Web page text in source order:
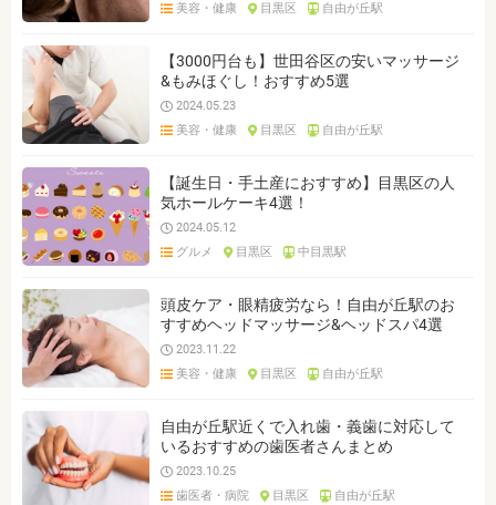
美容・健康
目黒区 自由が丘駅
【3000円台も】世田谷区の安いマッサージ
&もみほぐし！おすすめ5選
2024.05.23
美容・健康
目黒区 自由が丘駅
【誕生日・手土産におすすめ】目黒区の人
気ホールケーキ4選！
2024.05.12
グルメ
目黒区 中目黒駅
頭皮ケア・眼精疲労なら！自由が丘駅のお
すすめヘッドマッサージ&ヘッドスパ4選
2023.11.22
美容・健康
目黒区 自由が丘駅
自由が丘駅近くで入れ歯・義歯に対応して
いるおすすめの歯医者さんまとめ
2023.10.25
歯医者・病院
目黒区 自由が丘駅